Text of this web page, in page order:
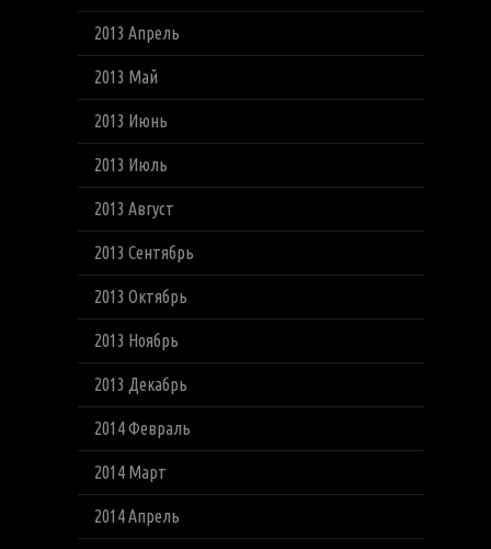
2013 Апрель
2013 Май
2013 Июнь
2013 Июль
2013 Август
2013 Сентябрь
2013 Октябрь
2013 Ноябрь
2013 Декабрь
2014 Февраль
2014 Март
2014 Апрель